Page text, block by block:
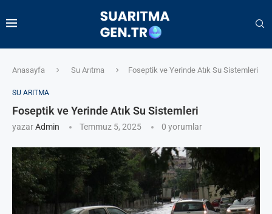
Anasayfa Su Arıtma Foseptik ve Yerinde Atık Su Sistemleri
SU ARITMA
Foseptik ve Yerinde Atık Su Sistemleri
yazarAdmin Temmuz 5, 2025 0 yorumlar